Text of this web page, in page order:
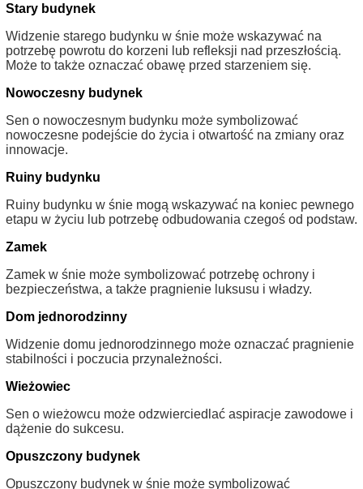
Stary budynek
Widzenie starego budynku w śnie może wskazywać na
potrzebę powrotu do korzeni lub refleksji nad przeszłością.
Może to także oznaczać obawę przed starzeniem się.
Nowoczesny budynek
Sen o nowoczesnym budynku może symbolizować
nowoczesne podejście do życia i otwartość na zmiany oraz
innowacje.
Ruiny budynku
Ruiny budynku w śnie mogą wskazywać na koniec pewnego
etapu w życiu lub potrzebę odbudowania czegoś od podstaw.
Zamek
Zamek w śnie może symbolizować potrzebę ochrony i
bezpieczeństwa, a także pragnienie luksusu i władzy.
Dom jednorodzinny
Widzenie domu jednorodzinnego może oznaczać pragnienie
stabilności i poczucia przynależności.
Wieżowiec
Sen o wieżowcu może odzwierciedlać aspiracje zawodowe i
dążenie do sukcesu.
Opuszczony budynek
Opuszczony budynek w śnie może symbolizować